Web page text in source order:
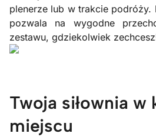
plenerze lub w trakcie
pozwala na wygodne
zestawu, gdziekolwiek
Twoja siłownia w
miejscu